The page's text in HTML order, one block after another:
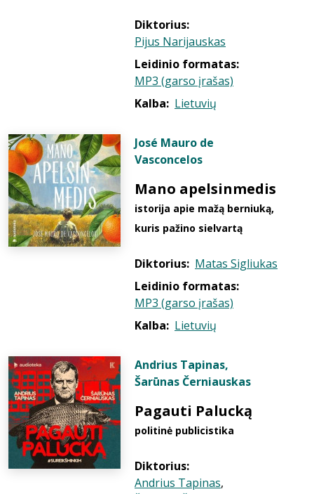
Diktorius:
Pijus Narijauskas
Leidinio formatas:
MP3 (garso įrašas)
Kalba: Lietuvių
José Mauro de
Vasconcelos
Mano apelsinmedis
istorija apie mažą berniuką,
kuris pažino sielvartą
Diktorius: Matas Sigliukas
Leidinio formatas:
MP3 (garso įrašas)
Kalba: Lietuvių
Andrius Tapinas,
Šarūnas Černiauskas
Pagauti Palucką
politinė publicistika
Diktorius:
Andrius Tapinas,